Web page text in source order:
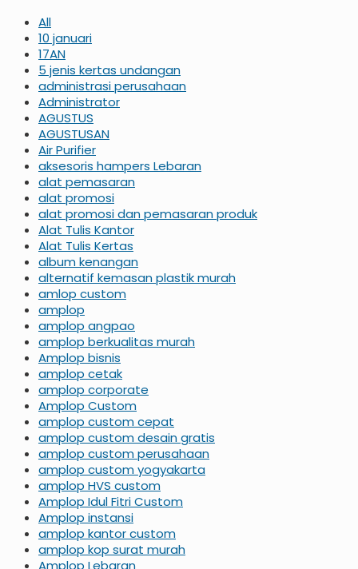
All
10 januari
17AN
5 jenis kertas undangan
administrasi perusahaan
Administrator
AGUSTUS
AGUSTUSAN
Air Purifier
aksesoris hampers Lebaran
alat pemasaran
alat promosi
alat promosi dan pemasaran produk
Alat Tulis Kantor
Alat Tulis Kertas
album kenangan
alternatif kemasan plastik murah
amlop custom
amplop
amplop angpao
amplop berkualitas murah
Amplop bisnis
amplop cetak
amplop corporate
Amplop Custom
amplop custom cepat
amplop custom desain gratis
amplop custom perusahaan
amplop custom yogyakarta
amplop HVS custom
Amplop Idul Fitri Custom
Amplop instansi
amplop kantor custom
amplop kop surat murah
Amplop Lebaran